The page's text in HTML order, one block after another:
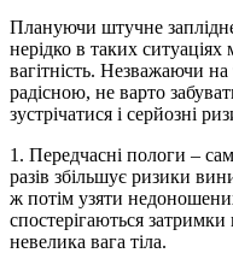
Плануючи штучне
нерідко в таких ситуаціях
вагітність. Незважаючи
радісною, не варто
зустрічатися і серйозні
1. Передчасні пологи –
разів збільшує ризики
ж потім узяти
спостерігаються
невелика вага тіла.